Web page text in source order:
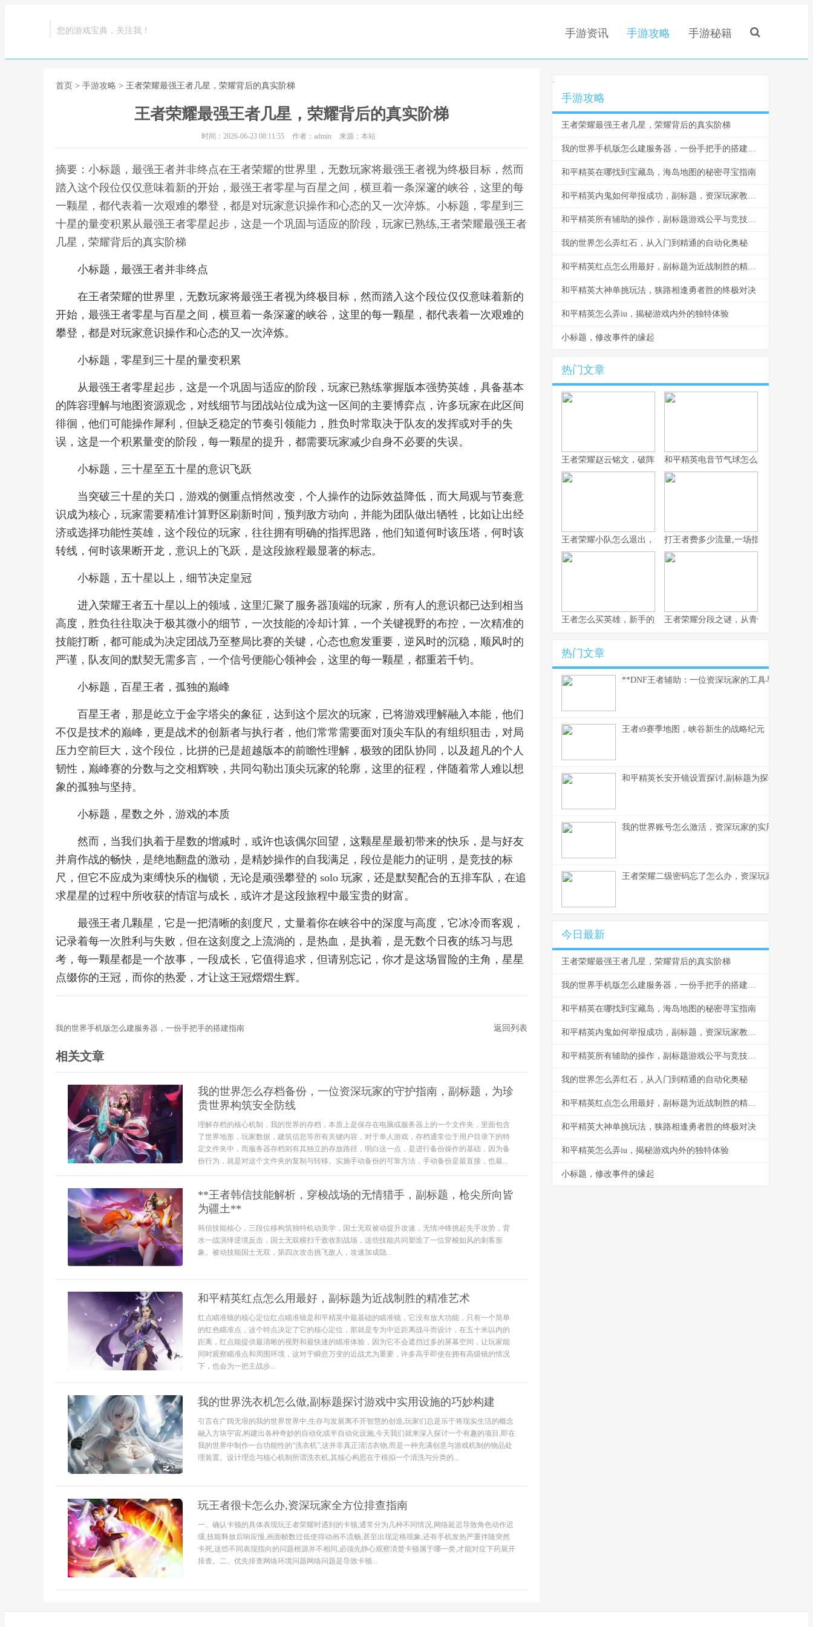
您的游戏宝典，关注我！ 手游资讯 手游攻略 手游秘籍
首页 > 手游攻略 > 王者荣耀最强王者几星，荣耀背后的真实阶梯
王者荣耀最强王者几星，荣耀背后的真实阶梯
时间：2026-06-23 08:11:55 作者：admin 来源：本站
摘要：小标题，最强王者并非终点在王者荣耀的世界里，无数玩家将最强王者视为终极目标，然而
踏入这个段位仅仅意味着新的开始，最强王者零星与百星之间，横亘着一条深邃的峡谷，这里的每
一颗星，都代表着一次艰难的攀登，都是对玩家意识操作和心态的又一次淬炼。小标题，零星到三
十星的量变积累从最强王者零星起步，这是一个巩固与适应的阶段，玩家已熟练,王者荣耀最强王者
几星，荣耀背后的真实阶梯
小标题，最强王者并非终点
在王者荣耀的世界里，无数玩家将最强王者视为终极目标，然而踏入这个段位仅仅意味着新的
开始，最强王者零星与百星之间，横亘着一条深邃的峡谷，这里的每一颗星，都代表着一次艰难的
攀登，都是对玩家意识操作和心态的又一次淬炼。
小标题，零星到三十星的量变积累
从最强王者零星起步，这是一个巩固与适应的阶段，玩家已熟练掌握版本强势英雄，具备基本
的阵容理解与地图资源观念，对线细节与团战站位成为这一区间的主要博弈点，许多玩家在此区间
徘徊，他们可能操作犀利，但缺乏稳定的节奏引领能力，胜负时常取决于队友的发挥或对手的失
误，这是一个积累量变的阶段，每一颗星的提升，都需要玩家减少自身不必要的失误。
小标题，三十星至五十星的意识飞跃
当突破三十星的关口，游戏的侧重点悄然改变，个人操作的边际效益降低，而大局观与节奏意
识成为核心，玩家需要精准计算野区刷新时间，预判敌方动向，并能为团队做出牺牲，比如让出经
济或选择功能性英雄，这个段位的玩家，往往拥有明确的指挥思路，他们知道何时该压塔，何时该
转线，何时该果断开龙，意识上的飞跃，是这段旅程最显著的标志。
小标题，五十星以上，细节决定皇冠
进入荣耀王者五十星以上的领域，这里汇聚了服务器顶端的玩家，所有人的意识都已达到相当
高度，胜负往往取决于极其微小的细节，一次技能的冷却计算，一个关键视野的布控，一次精准的
技能打断，都可能成为决定团战乃至整局比赛的关键，心态也愈发重要，逆风时的沉稳，顺风时的
严谨，队友间的默契无需多言，一个信号便能心领神会，这里的每一颗星，都重若千钧。
小标题，百星王者，孤独的巅峰
百星王者，那是屹立于金字塔尖的象征，达到这个层次的玩家，已将游戏理解融入本能，他们
不仅是技术的巅峰，更是战术的创新者与执行者，他们常常需要面对顶尖车队的有组织狙击，对局
压力空前巨大，这个段位，比拼的已是超越版本的前瞻性理解，极致的团队协同，以及超凡的个人
韧性，巅峰赛的分数与之交相辉映，共同勾勒出顶尖玩家的轮廓，这里的征程，伴随着常人难以想
象的孤独与坚持。
小标题，星数之外，游戏的本质
然而，当我们执着于星数的增减时，或许也该偶尔回望，这颗星星最初带来的快乐，是与好友
并肩作战的畅快，是绝地翻盘的激动，是精妙操作的自我满足，段位是能力的证明，是竞技的标
尺，但它不应成为束缚快乐的枷锁，无论是顽强攀登的 solo 玩家，还是默契配合的五排车队，在追
求星星的过程中所收获的情谊与成长，或许才是这段旅程中最宝贵的财富。
最强王者几颗星，它是一把清晰的刻度尺，丈量着你在峡谷中的深度与高度，它冰冷而客观，
记录着每一次胜利与失败，但在这刻度之上流淌的，是热血，是执着，是无数个日夜的练习与思
考，每一颗星都是一个故事，一段成长，它值得追求，但请别忘记，你才是这场冒险的主角，星星
点缀你的王冠，而你的热爱，才让这王冠熠熠生辉。
我的世界手机版怎么建服务器，一份手把手的搭建指南 返回列表
相关文章
我的世界怎么存档备份，一位资深玩家的守护指南，副标题，为珍
贵世界构筑安全防线
理解存档的核心机制，我的世界的存档，本质上是保存在电脑或服务器上的一个文件夹，里面包含
了世界地形，玩家数据，建筑信息等所有关键内容，对于单人游戏，存档通常位于用户目录下的特
定文件夹中，而服务器存档则有其独立的存放路径，明白这一点，是进行备份操作的基础，因为备
份行为，就是对这个文件夹的复制与转移。实施手动备份的可靠方法，手动备份是最直接，也最...
**王者韩信技能解析，穿梭战场的无情猎手，副标题，枪尖所向皆
为疆土**
韩信技能核心，三段位移构筑独特机动美学，国士无双被动提升攻速，无情冲锋挑起先手攻势，背
水一战演绎逆境反击，国士无双横扫千敌收割战场，这些技能共同塑造了一位穿梭如风的刺客形
象。被动技能国士无双，第四次攻击挑飞敌人，攻速加成隐...
和平精英红点怎么用最好，副标题为近战制胜的精准艺术
红点瞄准镜的核心定位红点瞄准镜是和平精英中最基础的瞄准镜，它没有放大功能，只有一个简单
的红色瞄准点，这个特点决定了它的核心定位，那就是专为中近距离战斗而设计，在五十米以内的
距离，红点能提供最清晰的视野和最快速的瞄准体验，因为它不会遮挡过多的屏幕空间，让玩家能
同时观察瞄准点和周围环境，这对于瞬息万变的近战尤为重要，许多高手即使在拥有高级镜的情况
下，也会为一把主战步...
我的世界洗衣机怎么做,副标题探讨游戏中实用设施的巧妙构建
引言在广阔无垠的我的世界世界中,生存与发展离不开智慧的创造,玩家们总是乐于将现实生活的概念
融入方块宇宙,构建出各种奇妙的自动化或半自动化设施,今天我们就来深入探讨一个有趣的项目,即在
我的世界中制作一台功能性的“洗衣机”,这并非真正清洁衣物,而是一种充满创意与游戏机制的物品处
理装置。设计理念与核心机制所谓洗衣机,其核心构思在于模拟一个清洗与分类的...
玩王者很卡怎么办,资深玩家全方位排查指南
一、确认卡顿的具体表现玩王者荣耀时遇到的卡顿,通常分为几种不同情况,网络延迟导致角色动作迟
缓,技能释放后响应慢,画面帧数过低使得动画不流畅,甚至出现定格现象,还有手机发热严重伴随突然
卡死,这些不同表现指向的问题根源并不相同,必须先静心观察清楚卡顿属于哪一类,才能对症下药展开
排查。二、优先排查网络环境问题网络问题是导致卡顿...
.
手游攻略
王者荣耀最强王者几星，荣耀背后的真实阶梯
我的世界手机版怎么建服务器，一份手把手的搭建指南
和平精英在哪找到宝藏岛，海岛地图的秘密寻宝指南
和平精英内鬼如何举报成功，副标题，资深玩家教你高效净化战场环境
和平精英所有辅助的操作，副标题游戏公平与竞技精神的守护
我的世界怎么弄红石，从入门到精通的自动化奥秘
和平精英红点怎么用最好，副标题为近战制胜的精准艺术
和平精英大神单挑玩法，狭路相逢勇者胜的终极对决
和平精英怎么弄iu，揭秘游戏内外的独特体验
小标题，修改事件的缘起
热门文章
王者荣耀赵云铭文，破阵冲阵的核心之道和平精英电音节气球怎么玩,电音狂欢
王者荣耀小队怎么退出，一份资深玩家的告别指南
打王者费多少流量,一场指尖战争的数字
王者怎么买英雄，新手的入门必修课，副标题，金币点券与策略的
王者荣耀分段之谜，从青铜到王者的心
热门文章
**DNF王者辅助：一位资深玩家的工具与思考**
王者s9赛季地图，峡谷新生的战略纪元
和平精英长安开镜设置探讨,副标题为探寻精准射击
我的世界账号怎么激活，资深玩家的实用指南
王者荣耀二级密码忘了怎么办，资深玩家的找回指
今日最新
王者荣耀最强王者几星，荣耀背后的真实阶梯
我的世界手机版怎么建服务器，一份手把手的搭建指南
和平精英在哪找到宝藏岛，海岛地图的秘密寻宝指南
和平精英内鬼如何举报成功，副标题，资深玩家教你高效净化战场环境
和平精英所有辅助的操作，副标题游戏公平与竞技精神的守护
我的世界怎么弄红石，从入门到精通的自动化奥秘
和平精英红点怎么用最好，副标题为近战制胜的精准艺术
和平精英大神单挑玩法，狭路相逢勇者胜的终极对决
和平精英怎么弄iu，揭秘游戏内外的独特体验
小标题，修改事件的缘起